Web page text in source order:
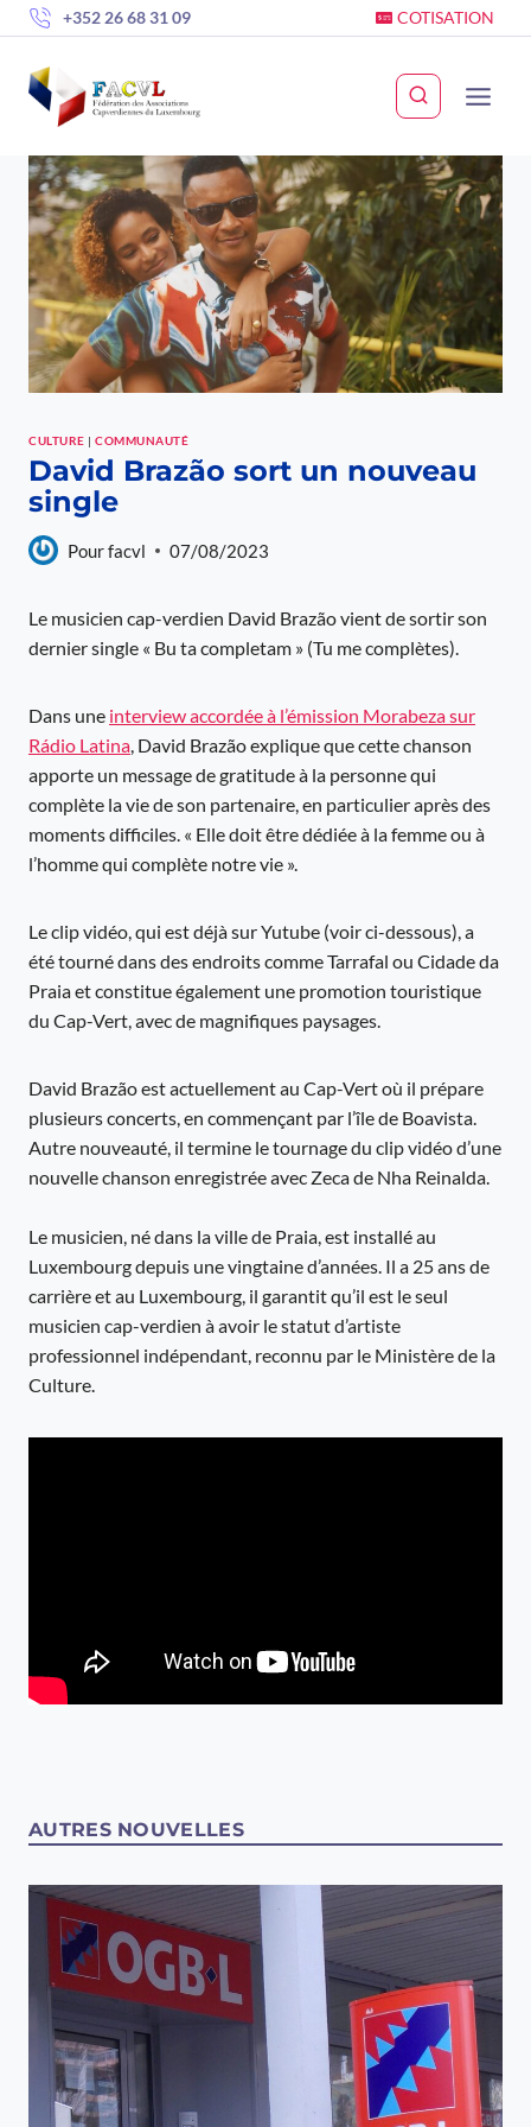
Skip
to
content
+352 26 68 31 09 COTISATION
CULTURE | COMMUNAUTÉ
David Brazão sort un nouveau
single
Pourfacvl 07/08/2023
Le musicien cap-verdien David Brazão vient de sortir son
dernier single « Bu ta completam » (Tu me complètes).
Dans une interview accordée à l’émission Morabeza sur
Rádio Latina, David Brazão explique que cette chanson
apporte un message de gratitude à la personne qui
complète la vie de son partenaire, en particulier après des
moments difficiles. « Elle doit être dédiée à la femme ou à
l’homme qui complète notre vie ».
Le clip vidéo, qui est déjà sur Yutube (voir ci-dessous), a
été tourné dans des endroits comme Tarrafal ou Cidade da
Praia et constitue également une promotion touristique
du Cap-Vert, avec de magnifiques paysages.
David Brazão est actuellement au Cap-Vert où il prépare
plusieurs concerts, en commençant par l’île de Boavista.
Autre nouveauté, il termine le tournage du clip vidéo d’une
nouvelle chanson enregistrée avec Zeca de Nha Reinalda.
Le musicien, né dans la ville de Praia, est installé au
Luxembourg depuis une vingtaine d’années. Il a 25 ans de
carrière et au Luxembourg, il garantit qu’il est le seul
musicien cap-verdien à avoir le statut d’artiste
professionnel indépendant, reconnu par le Ministère de la
Culture.
AUTRES NOUVELLES